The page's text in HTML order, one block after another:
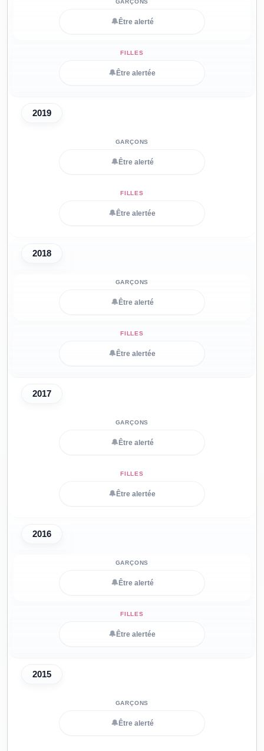
🔔 Être alerté
🔔 Être alertée
2019
🔔 Être alerté
🔔 Être alertée
2018
🔔 Être alerté
🔔 Être alertée
2017
🔔 Être alerté
🔔 Être alertée
2016
🔔 Être alerté
🔔 Être alertée
2015
🔔 Être alerté